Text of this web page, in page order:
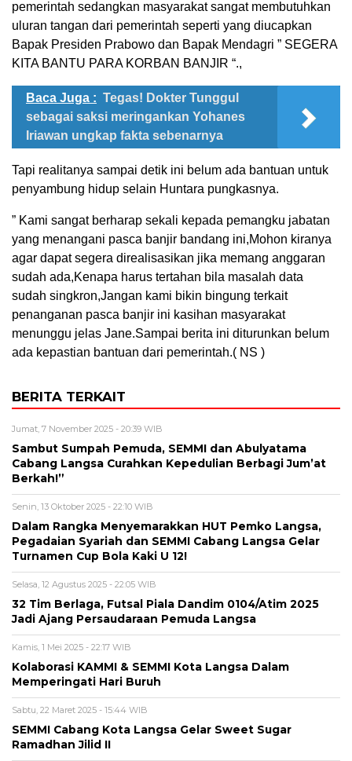
pemerintah sedangkan masyarakat sangat membutuhkan
uluran tangan dari pemerintah seperti yang diucapkan
Bapak Presiden Prabowo dan Bapak Mendagri ” SEGERA
KITA BANTU PARA KORBAN BANJIR “.,
Baca Juga : Tegas! Dokter Tunggul
sebagai saksi meringankan Yohanes
Iriawan ungkap fakta sebenarnya
Tapi realitanya sampai detik ini belum ada bantuan untuk
penyambung hidup selain Huntara pungkasnya.
” Kami sangat berharap sekali kepada pemangku jabatan
yang menangani pasca banjir bandang ini,Mohon kiranya
agar dapat segera direalisasikan jika memang anggaran
sudah ada,Kenapa harus tertahan bila masalah data
sudah singkron,Jangan kami bikin bingung terkait
penanganan pasca banjir ini kasihan masyarakat
menunggu jelas Jane.Sampai berita ini diturunkan belum
ada kepastian bantuan dari pemerintah.( NS )
BERITA TERKAIT
Jumat, 7 November 2025 - 20:39 WIB
Sambut Sumpah Pemuda, SEMMI dan Abulyatama
Cabang Langsa Curahkan Kepedulian Berbagi Jum’at
Berkah!”
Senin, 13 Oktober 2025 - 22:10 WIB
Dalam Rangka Menyemarakkan HUT Pemko Langsa,
Pegadaian Syariah dan SEMMI Cabang Langsa Gelar
Turnamen Cup Bola Kaki U 12!
Selasa, 12 Agustus 2025 - 22:05 WIB
32 Tim Berlaga, Futsal Piala Dandim 0104/Atim 2025
Jadi Ajang Persaudaraan Pemuda Langsa
Kamis, 1 Mei 2025 - 22:17 WIB
Kolaborasi KAMMI & SEMMI Kota Langsa Dalam
Memperingati Hari Buruh
Sabtu, 22 Maret 2025 - 15:44 WIB
SEMMI Cabang Kota Langsa Gelar Sweet Sugar
Ramadhan Jilid II